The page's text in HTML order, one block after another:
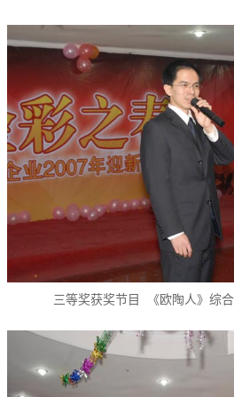
三等奖获奖节目 《欧陶人》综